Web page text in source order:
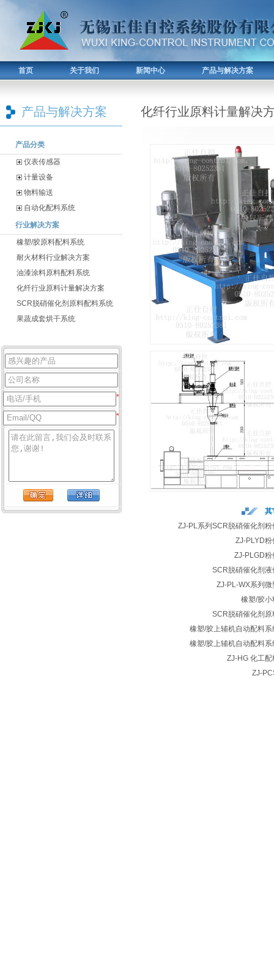
首页 关于我们 新闻中心 产品与解决方案
产品与解决方案
产品分类
仪表传感器
计量设备
物料输送
自动化配料系统
行业解决方案
橡塑/胶原料配料系统
耐火材料行业解决方案
油漆涂料原料配料系统
化纤行业原料计量解决方案
SCR脱硝催化剂原料配料系统
果蔬成套烘干系统
*
*
化纤行业原料计量解决
其
ZJ-PL系列SCR脱硝催化剂
ZJ-PLYD
ZJ-PLGD
SCR脱硝催化剂
ZJ-PL-WX系列
橡塑/胶
SCR脱硝催化剂
橡塑/胶上辅机自动配料
橡塑/胶上辅机自动配料
ZJ-HG 化工
ZJ-